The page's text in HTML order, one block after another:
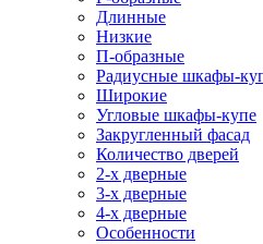
Длинные
Низкие
П-образные
Радиусные шкафы-
Широкие
Угловые шкафы-купе
Закругленный фасад
Количество дверей
2-х дверные
3-х дверные
4-х дверные
Особенности